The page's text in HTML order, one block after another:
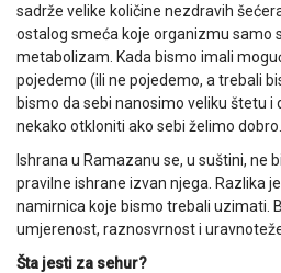
sadrže velike količine nezdravih
ostalog smeća koje organizmu samo
metabolizam. Kada bismo imali
pojedemo (ili ne pojedemo, a trebali
bismo da sebi nanosimo veliku štetu
nekako otkloniti ako sebi želimo
Ishrana u Ramazanu se, u suštini, ne
pravilne ishrane izvan njega. Razlika
namirnica koje bismo trebali uzimati.
umjerenost, raznosvrnost i
Šta jesti za sehur?